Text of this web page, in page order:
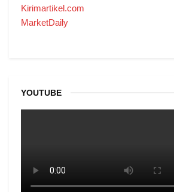
Kirimartikel.com
MarketDaily
YOUTUBE